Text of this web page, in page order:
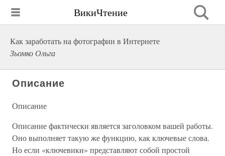
ВикиЧтение
Как заработать на фотографии в Интернете
Зьомко Ольга
Описание
Описание
Описание фактически является заголовком вашей работы.
Оно выполняет такую же функцию, как ключевые слова.
Но если «ключевики» представляют собой простой